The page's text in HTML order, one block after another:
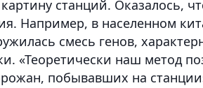
станций. Оказалось,
Например, в населенном
смесь генов,
«Теоретически наш метод
побывавших на